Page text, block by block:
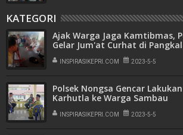
KATEGORI
Ajak Warga Jaga Kamtibmas,
Gelar Jum'at Curhat di
Bagan
INSPIRASIKEPRI.COM 2023-5-5
Polsek Nongsa Gencar
Karhutla ke Warga Sambau
INSPIRASIKEPRI.COM 2023-5-5